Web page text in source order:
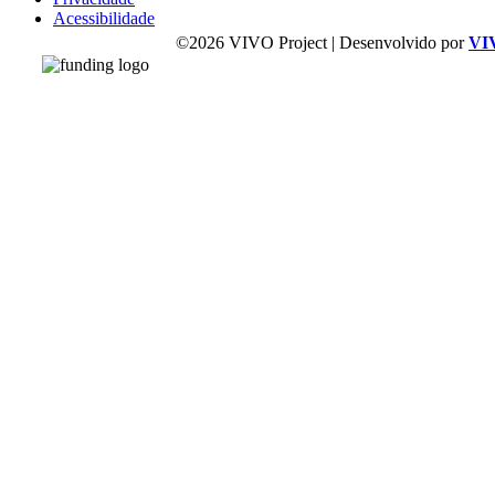
Acessibilidade
©2026 VIVO Project | Desenvolvido por